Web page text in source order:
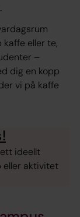
eller te,
–
dig en kopp
vi på kaffe
ideellt
eller aktivitet